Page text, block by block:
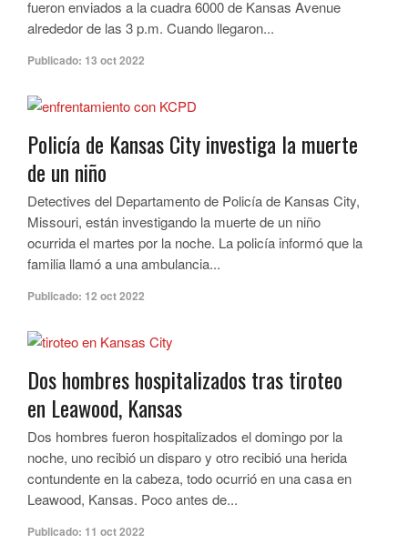
fueron enviados a la cuadra 6000 de Kansas Avenue
alrededor de las 3 p.m. Cuando llegaron...
Publicado: 13 oct 2022
Policía de Kansas City investiga la muerte
de un niño
Detectives del Departamento de Policía de Kansas City,
Missouri, están investigando la muerte de un niño
ocurrida el martes por la noche. La policía informó que la
familia llamó a una ambulancia...
Publicado: 12 oct 2022
Dos hombres hospitalizados tras tiroteo
en Leawood, Kansas
Dos hombres fueron hospitalizados el domingo por la
noche, uno recibió un disparo y otro recibió una herida
contundente en la cabeza, todo ocurrió en una casa en
Leawood, Kansas. Poco antes de...
Publicado: 11 oct 2022